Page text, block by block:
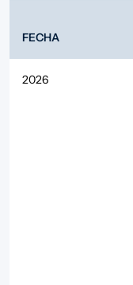
FECHA
2026